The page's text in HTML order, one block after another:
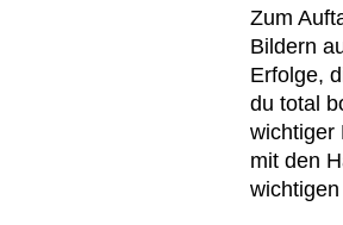
Zum
Bildern
Erfolge,
du total
wichtiger
mit den